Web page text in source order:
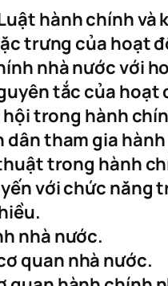
hành chính và
trưng của hoạt
nhà nước với
tắc của
trong hành
tham gia
trong hành
với chức năng
nhà nước.
quan nhà nước.